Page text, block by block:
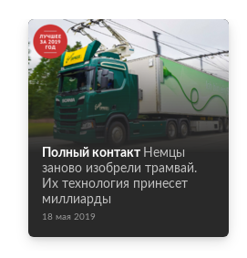
Полный контакт Немцы
заново изобрели трамвай.
Их технология принесет
миллиарды
18 мая 2019